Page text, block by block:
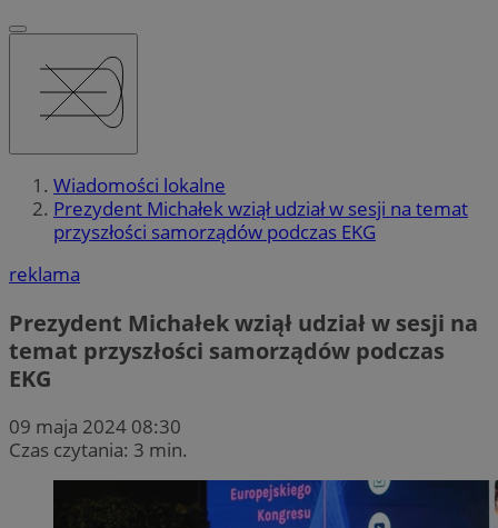
Wiadomości lokalne
Prezydent Michałek wziął udział w sesji na temat
przyszłości samorządów podczas EKG
reklama
Prezydent Michałek wziął udział w sesji na
temat przyszłości samorządów podczas
EKG
09 maja 2024 08:30
Czas czytania: 3 min.